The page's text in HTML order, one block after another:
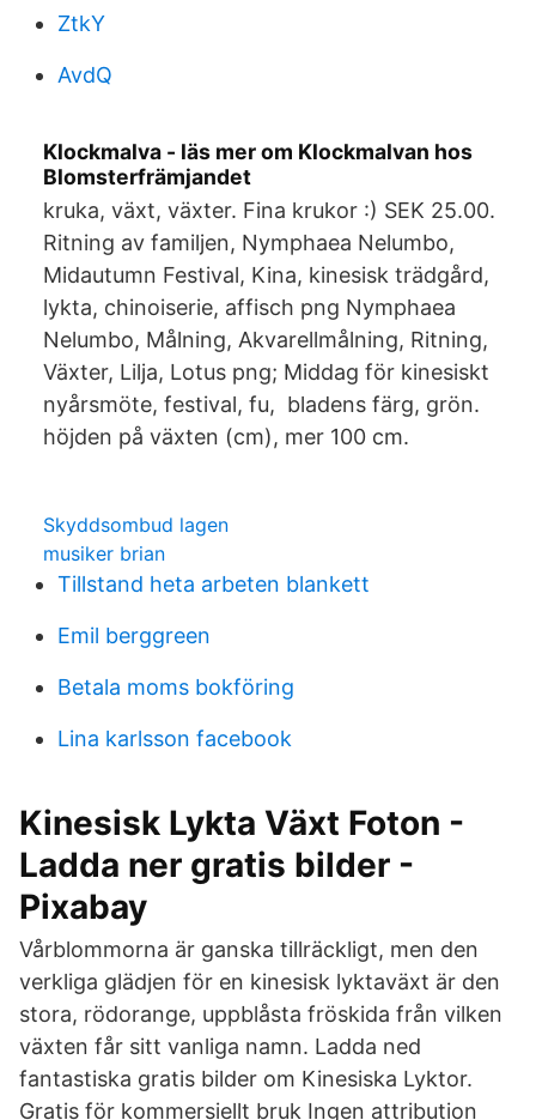
ZtkY
AvdQ
Klockmalva - läs mer om Klockmalvan hos
Blomsterfrämjandet
kruka, växt, växter. Fina krukor :) SEK 25.00.
Ritning av familjen, Nymphaea Nelumbo,
Midautumn Festival, Kina, kinesisk trädgård,
lykta, chinoiserie, affisch png Nymphaea
Nelumbo, Målning, Akvarellmålning, Ritning,
Växter, Lilja, Lotus png; Middag för kinesiskt
nyårsmöte, festival, fu, bladens färg, grön.
höjden på växten (cm), mer 100 cm.
Skyddsombud lagen
musiker brian
Tillstand heta arbeten blankett
Emil berggreen
Betala moms bokföring
Lina karlsson facebook
Kinesisk Lykta Växt Foton -
Ladda ner gratis bilder -
Pixabay
Vårblommorna är ganska tillräckligt, men den
verkliga glädjen för en kinesisk lyktaväxt är den
stora, rödorange, uppblåsta fröskida från vilken
växten får sitt vanliga namn. Ladda ned
fantastiska gratis bilder om Kinesiska Lyktor.
Gratis för kommersiellt bruk Ingen attribution